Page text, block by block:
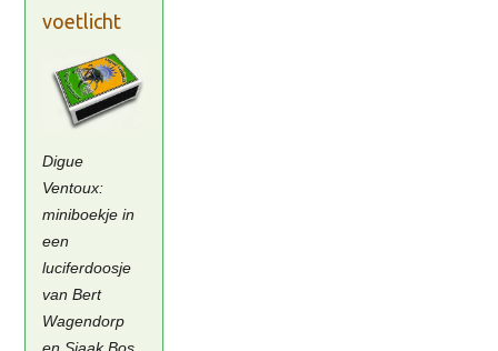
voetlicht
Digue
Ventoux:
miniboekje in
een
luciferdoosje
van Bert
Wagendorp
en Sjaak Bos